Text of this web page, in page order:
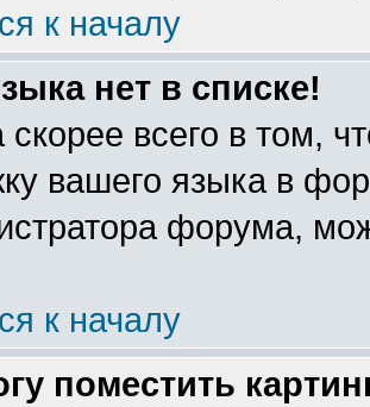
к началу
нет в списке!
всего в том,
вашего языка в
форума,
к началу
поместить